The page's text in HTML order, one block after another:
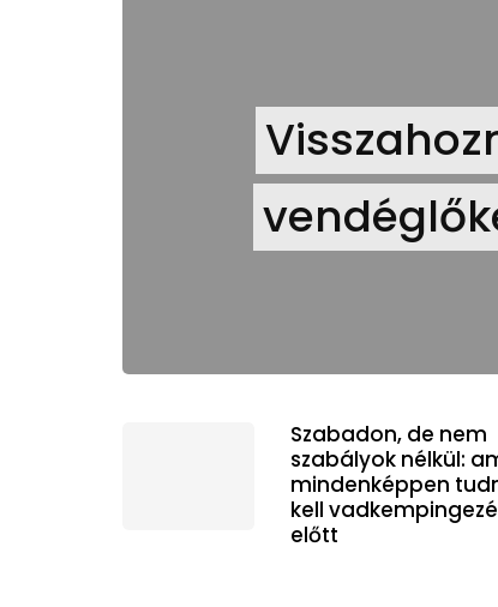
Szabadon, de nem
szabályok nélkül:
mindenképpen
kell
előtt